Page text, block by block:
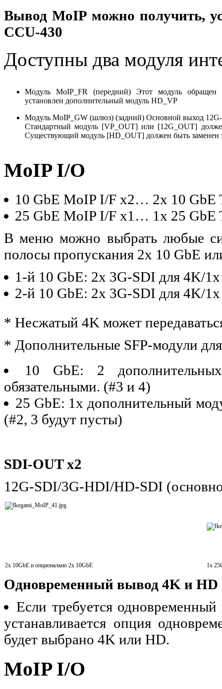
Вывод MoIP можно получить,
CCU-430
Доступны два модуля
Модуль MoIP_FR (передний) Этот модуль
установлен дополнительный модуль HD_VP
Модуль MoIP_GW (шлюз) (задний) Основной выход
Стандартный модуль [VP_OUT] или [12G_OUT]
Существующий модуль [HD_OUT] должен быть заменен
MoIP I/O
10 GbE MoIP I/F x2… 2x 10 GbE
25 GbE MoIP I/F x1… 1x 25 GbE
В меню можно выбрать любые
полосы пропускания 2x 10 GbE
1-й 10 GbE: 2x 3G-SDI для 4K/
2-й 10 GbE: 2x 3G-SDI для 4K/
* Несжатый 4K может
* Дополнительные SFP-модули
10 GbE: 2
обязательными. (#3 и 4)
25 GbE: 1x дополнительный
(#2, 3 будут пусты)
SDI-OUT x2
12G-SDI/3G-HDI/HD-SDI
2x 10GbE и опционально 2x 10GbE 1x
Одновременный вывод 4K и HD
Если требуется
устанавливается опция
будет выбрано 4K или HD.
MoIP I/O